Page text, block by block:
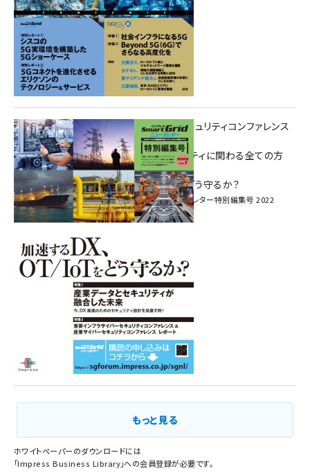
重要インフラサイバーセキュリティコンファレンス
特別電子版！
― 産業サイバーセキュリティに関わる全ての方
へ！ ―
加速するDX、OT/IoTをどう守るか？
インプレス SmartGridニューズレター特別編集号 2022
Vol.1
もっと見る
ホワイトペーパーのダウンロードには
「Impress Business Library」への会員登録が必要です。